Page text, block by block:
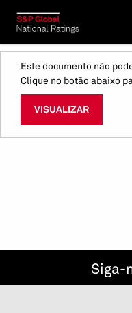
Este documento não
Clique no botão abaixo
VISUALIZAR
Siga-